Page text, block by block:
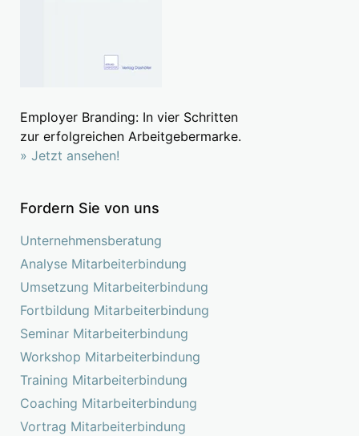
Employer Branding: In vier Schritten
zur erfolgreichen Arbeitgebermarke.
» Jetzt ansehen!
Fordern Sie von uns
Unternehmensberatung
Analyse Mitarbeiterbindung
Umsetzung Mitarbeiterbindung
Fortbildung Mitarbeiterbindung
Seminar Mitarbeiterbindung
Workshop Mitarbeiterbindung
Training Mitarbeiterbindung
Coaching Mitarbeiterbindung
Vortrag Mitarbeiterbindung